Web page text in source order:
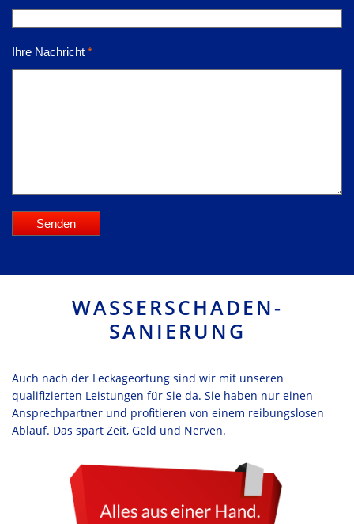
Ihre Nachricht *
WASSERSCHADEN-
SANIERUNG
Auch nach der Leckageortung sind wir mit unseren
qualifizierten Leistungen für Sie da. Sie haben nur einen
Ansprechpartner und profitieren von einem reibungslosen
Ablauf. Das spart Zeit, Geld und Nerven.